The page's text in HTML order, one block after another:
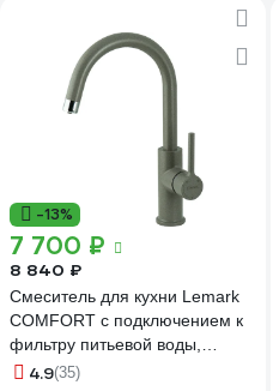
-13%
7 700 ₽
8 840 ₽
Смеситель для кухни Lemark
COMFORT с подключением к
фильтру питьевой воды,
высота излива 21 см, длина 18
4.9(35)